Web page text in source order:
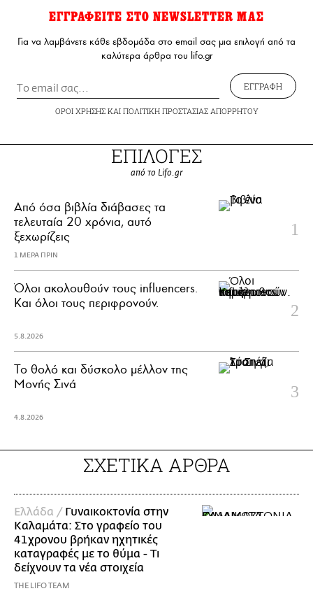
ΕΓΓΡΑΦΕΙΤΕ ΣΤΟ NEWSLETTER ΜΑΣ
Για να λαμβάνετε κάθε εβδομάδα στο email σας μια επιλογή από τα
καλύτερα άρθρα του lifo.gr
ΕΓΓΡΑΦΗ
ΟΡΟΙ ΧΡΗΣΗΣΚΑΙ ΠΟΛΙΤΙΚΗ ΠΡΟΣΤΑΣΙΑΣ ΑΠΟΡΡΗΤΟΥ
ΕΠΙΛΟΓΕΣ
από το Lifo.gr
Από όσα βιβλία διάβασες τα
τελευταία 20 χρόνια, αυτό
ξεχωρίζεις
1 ΜΕΡΑ ΠΡΙΝ
Όλοι ακολουθούν τους influencers.
Και όλοι τους περιφρονούν.
5.8.2026
Το θολό και δύσκολο μέλλον της
Μονής Σινά
4.8.2026
ΣΧΕΤΙΚΑ ΑΡΘΡΑ
Ελλάδα / Γυναικοκτονία στην
Καλαμάτα: Στο γραφείο του
41χρονου βρήκαν ηχητικές
καταγραφές με το θύμα - Τι
δείχνουν τα νέα στοιχεία
THE LIFO TEAM